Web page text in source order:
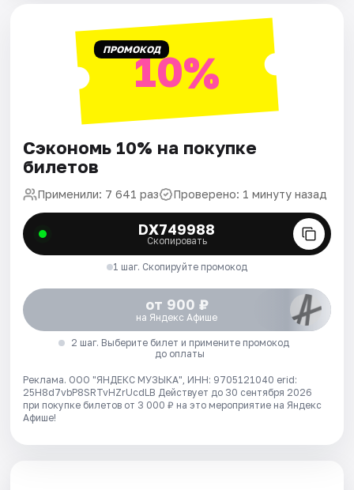
ПРОМОКОД10%
Сэкономь 10% на покупке
билетов
Применили: 7 641 раз Проверено: 1 минуту назад
DX749988
Скопировать
1 шаг. Скопируйте промокод
от 900 ₽
на Яндекс Афише
2 шаг. Выберите билет и примените промокод
до оплаты
Реклама. ООО "ЯНДЕКС МУЗЫКА", ИНН: 9705121040 erid:
25H8d7vbP8SRTvHZrUcdLB Действует до 30 сентября 2026
при покупке билетов от 3 000 ₽ на это мероприятие на Яндекс
Афише!